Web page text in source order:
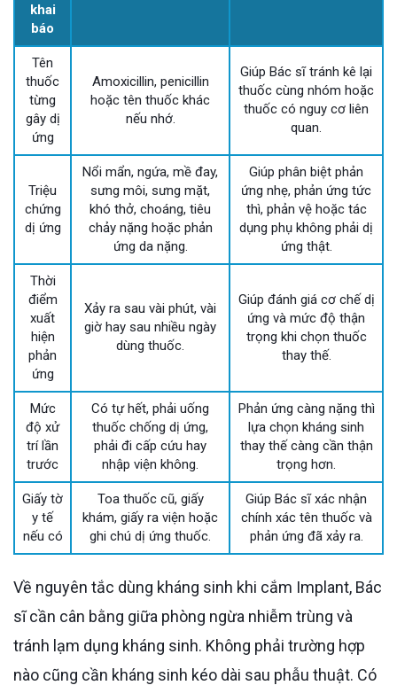
khai
báo
Tên
thuốc
từng
gây dị
ứng
Amoxicillin, penicillin
hoặc tên thuốc khác
nếu nhớ.
Giúp Bác sĩ tránh kê lại
thuốc cùng nhóm hoặc
thuốc có nguy cơ liên
quan.
Triệu
chứng
dị ứng
Nổi mẩn, ngứa, mề đay,
sưng môi, sưng mặt,
khó thở, choáng, tiêu
chảy nặng hoặc phản
ứng da nặng.
Giúp phân biệt phản
ứng nhẹ, phản ứng tức
thì, phản vệ hoặc tác
dụng phụ không phải dị
ứng thật.
Thời
điểm
xuất
hiện
phản
ứng
Xảy ra sau vài phút, vài
giờ hay sau nhiều ngày
dùng thuốc.
Giúp đánh giá cơ chế dị
ứng và mức độ thận
trọng khi chọn thuốc
thay thế.
Mức
độ xử
trí lần
trước
Có tự hết, phải uống
thuốc chống dị ứng,
phải đi cấp cứu hay
nhập viện không.
Phản ứng càng nặng thì
lựa chọn kháng sinh
thay thế càng cần thận
trọng hơn.
Giấy tờ
y tế
nếu có
Toa thuốc cũ, giấy
khám, giấy ra viện hoặc
ghi chú dị ứng thuốc.
Giúp Bác sĩ xác nhận
chính xác tên thuốc và
phản ứng đã xảy ra.
Về nguyên tắc dùng kháng sinh khi cắm Implant, Bác
sĩ cần cân bằng giữa phòng ngừa nhiễm trùng và
tránh lạm dụng kháng sinh. Không phải trường hợp
nào cũng cần kháng sinh kéo dài sau phẫu thuật. Có